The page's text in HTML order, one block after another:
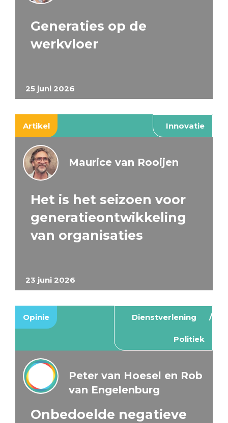
25 juni 2026
Generaties op de
werkvloer
Artikel Innovatie
23 juni 2026
Maurice van Rooijen
Het is het seizoen voor
generatieontwikkeling
van organisaties
Opinie Dienstverlening
Politiek
Peter van Hoesel en Rob
van Engelenburg
Onbedoelde negatieve